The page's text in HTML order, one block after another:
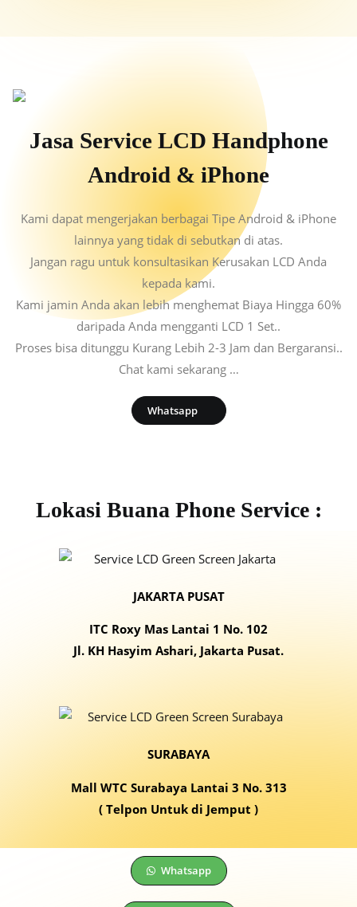
Jasa Service LCD Handphone
Android & iPhone
Kami dapat mengerjakan berbagai Tipe Android & iPhone
lainnya yang tidak di sebutkan di atas.
Jangan ragu untuk konsultasikan Kerusakan LCD Anda
kepada kami.
Kami jamin Anda akan lebih menghemat Biaya Hingga 60%
daripada Anda mengganti LCD 1 Set..
Proses bisa ditunggu Kurang Lebih 2-3 Jam dan Bergaransi..
Chat kami sekarang …
Whatsapp
Lokasi Buana Phone Service :
JAKARTA PUSAT
ITC Roxy Mas Lantai 1 No. 102
Jl. KH Hasyim Ashari, Jakarta Pusat.
SURABAYA
Mall WTC Surabaya Lantai 3 No. 313
( Telpon Untuk di Jemput )
Whatsapp